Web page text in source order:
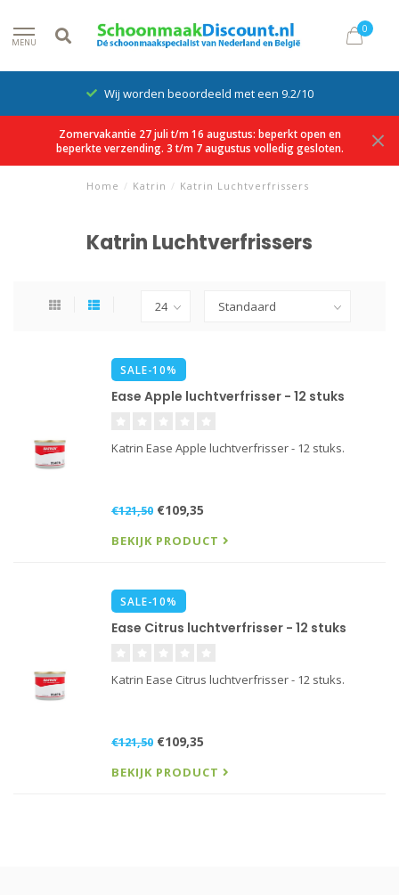
MENU
0
Wij worden beoordeeld met een 9.2/10
Zomervakantie 27 juli t/m 16 augustus: beperkt open en
beperkte verzending. 3 t/m 7 augustus volledig gesloten.
Home / Katrin / Katrin Luchtverfrissers
Katrin Luchtverfrissers
SALE-10%
Ease Apple luchtverfrisser - 12 stuks
Katrin Ease Apple luchtverfrisser - 12 stuks.
€121,50 €109,35
BEKIJK PRODUCT
SALE-10%
Ease Citrus luchtverfrisser - 12 stuks
Katrin Ease Citrus luchtverfrisser - 12 stuks.
€121,50 €109,35
BEKIJK PRODUCT